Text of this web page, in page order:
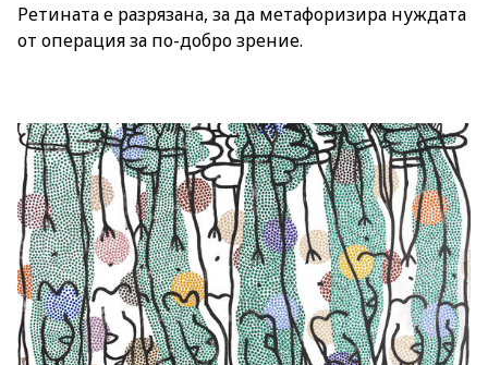
Ретината е разрязана, за да метафоризира нуждата
от операция за по-добро зрение.